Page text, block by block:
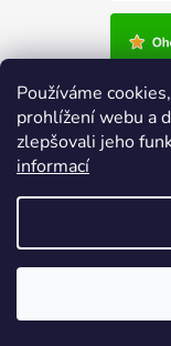
Používáme
prohlížení webu a
zlepšovali jeho
informací